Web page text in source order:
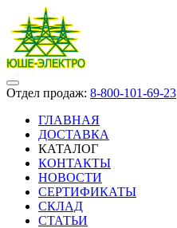
Отдел продаж: 8-800-101-69-23
ГЛАВНАЯ
ДОСТАВКА
КАТАЛОГ
КОНТАКТЫ
НОВОСТИ
СЕРТИФИКАТЫ
СКЛАД
СТАТЬИ